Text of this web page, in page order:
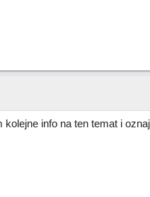
kolejne info na ten temat i